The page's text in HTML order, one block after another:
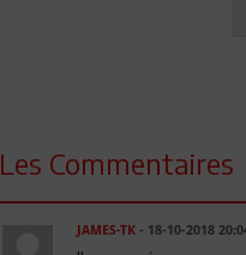
Les Commentaires
JAMES-TK- 18-10-2018